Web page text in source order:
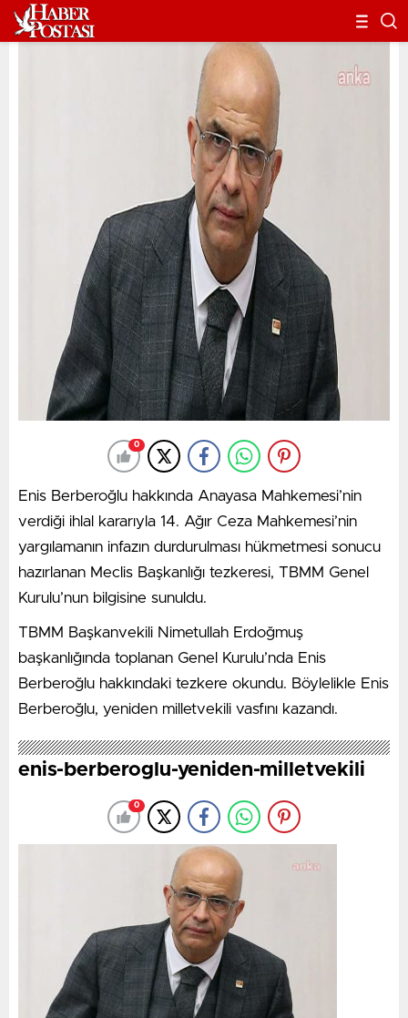
Enis Berberoğlu Yeniden Milletvekili
0
Enis Berberoğlu hakkında Anayasa Mahkemesi’nin
verdiği ihlal kararıyla 14. Ağır Ceza Mahkemesi’nin
yargılamanın infazın durdurulması hükmetmesi sonucu
hazırlanan Meclis Başkanlığı tezkeresi, TBMM Genel
Kurulu’nun bilgisine sunuldu.
TBMM Başkanvekili Nimetullah Erdoğmuş
başkanlığında toplanan Genel Kurulu’nda Enis
Berberoğlu hakkındaki tezkere okundu. Böylelikle Enis
Berberoğlu, yeniden milletvekili vasfını kazandı.
enis-berberoglu-yeniden-milletvekili
0